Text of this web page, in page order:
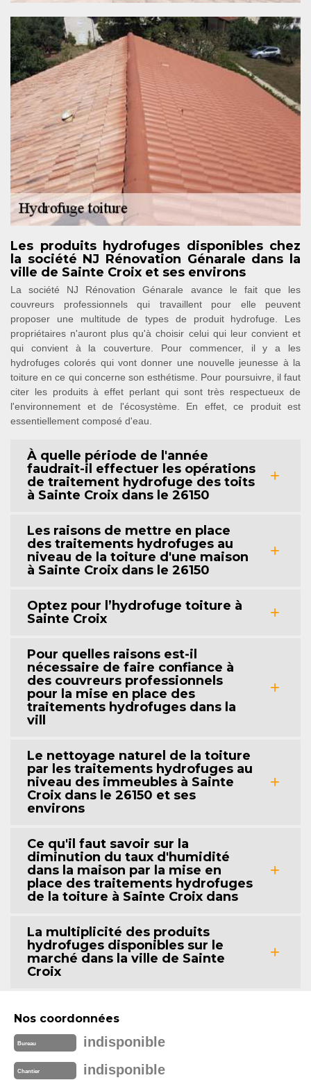
Les produits hydrofuges disponibles chez
la société NJ Rénovation Génarale dans la
ville de Sainte Croix et ses environs
La société NJ Rénovation Génarale avance le fait que les
couvreurs professionnels qui travaillent pour elle peuvent
proposer une multitude de types de produit hydrofuge. Les
propriétaires n'auront plus qu'à choisir celui qui leur convient et
qui convient à la couverture. Pour commencer, il y a les
hydrofuges colorés qui vont donner une nouvelle jeunesse à la
toiture en ce qui concerne son esthétisme. Pour poursuivre, il faut
citer les produits à effet perlant qui sont très respectueux de
l'environnement et de l'écosystème. En effet, ce produit est
essentiellement composé d'eau.
À quelle période de l'année
faudrait-il effectuer les opérations
de traitement hydrofuge des toits
à Sainte Croix dans le 26150
Les raisons de mettre en place
des traitements hydrofuges au
niveau de la toiture d'une maison
à Sainte Croix dans le 26150
Optez pour l’hydrofuge toiture à
Sainte Croix
Pour quelles raisons est-il
nécessaire de faire confiance à
des couvreurs professionnels
pour la mise en place des
traitements hydrofuges dans la
vill
Le nettoyage naturel de la toiture
par les traitements hydrofuges au
niveau des immeubles à Sainte
Croix dans le 26150 et ses
environs
Ce qu'il faut savoir sur la
diminution du taux d'humidité
dans la maison par la mise en
place des traitements hydrofuges
de la toiture à Sainte Croix dans
La multiplicité des produits
hydrofuges disponibles sur le
marché dans la ville de Sainte
Croix
Nos coordonnées
Bureau indisponible
Chantier indisponible